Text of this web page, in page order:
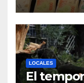
LOCALES
El